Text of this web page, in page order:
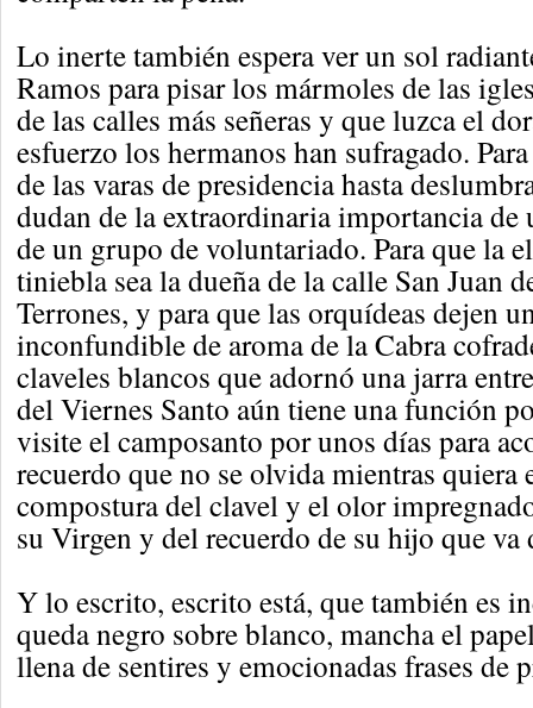
Lo inerte también espera ver un sol
Ramos para pisar los mármoles de las
de las calles más señeras y que luzca el
esfuerzo los hermanos han sufragado.
de las varas de presidencia hasta
dudan de la extraordinaria importancia de
de un grupo de voluntariado. Para que la
tiniebla sea la dueña de la calle San Juan
Terrones, y para que las orquídeas dejen
inconfundible de aroma de la Cabra
claveles blancos que adornó una jarra
del Viernes Santo aún tiene una función
visite el camposanto por unos días para
recuerdo que no se olvida mientras quiera
compostura del clavel y el olor
su Virgen y del recuerdo de su hijo que va
Y lo escrito, escrito está, que también es
queda negro sobre blanco, mancha el
llena de sentires y emocionadas frases de